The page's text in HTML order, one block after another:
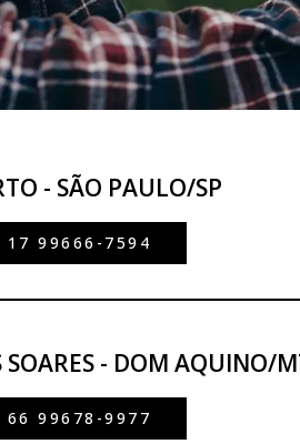
- SÃO PAULO/SP
17 99666-7594
SOARES - DOM AQUINO/
66 99678-9977